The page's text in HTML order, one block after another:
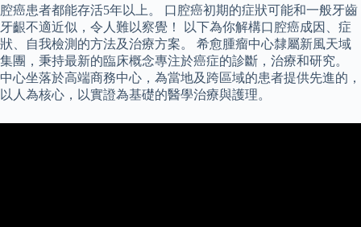
腔癌患者都能存活5年以上。 口腔癌初期的症狀可能和一般牙齒
牙齦不適近似，令人難以察覺！ 以下為你解構口腔癌成因、症
狀、自我檢測的方法及治療方案。 希愈腫瘤中心隸屬新風天域
集團，秉持最新的臨床概念專注於癌症的診斷，治療和研究。
中心坐落於高端商務中心，為當地及跨區域的患者提供先進的，
以人為核心，以實證為基礎的醫學治療與護理。